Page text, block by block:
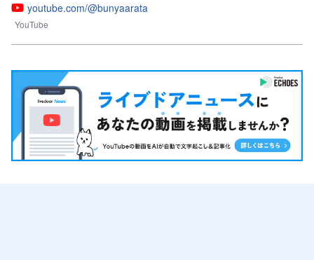
youtube.com/@bunyaarata
YouTube